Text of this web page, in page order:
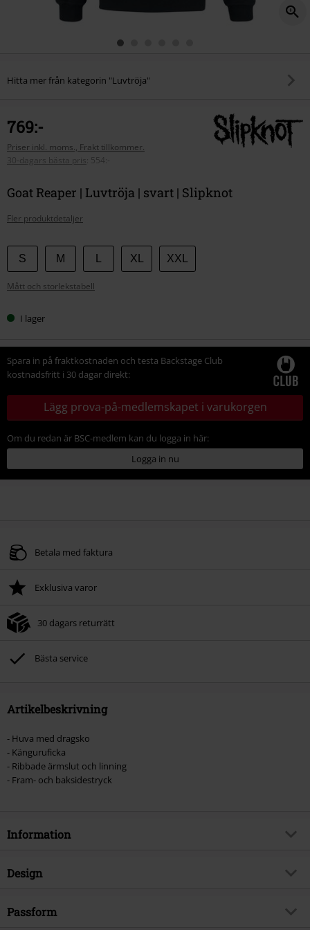
Hitta mer från kategorin "Luvtröja"
769:-
Priser inkl. moms., Frakt tillkommer.
30-dagars bästa pris
554:-
Goat Reaper | Luvtröja | svart | Slipknot
Fler produktdetaljer
Välj
din
storlek
S M XL XXL
Mått och storlekstabell
I lager
Spara in på fraktkostnaden och testa Backstage Club
kostnadsfritt i 30 dagar direkt:
Lägg prova-på-medlemskapet i varukorgen
Om du redan är BSC-medlem kan du logga in här:
Logga in nu
Betala med faktura
Exklusiva varor
30 dagars returrätt
Bästa service
Artikelbeskrivning
- Huva med dragsko
- Känguruficka
- Ribbade ärmslut och linning
- Fram- och baksidestryck
Information
Artikelnummer
Musikgenre
Design
Produkttyp
Passform